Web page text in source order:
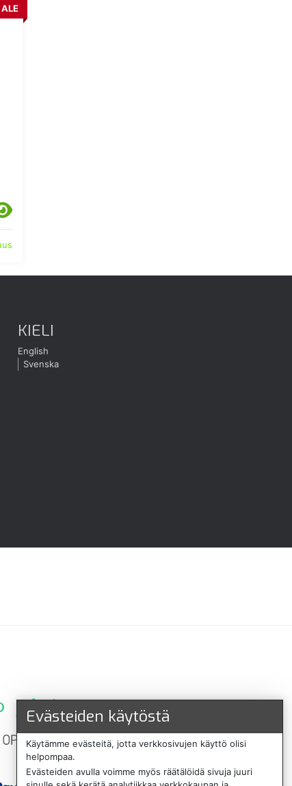
ALE
KIELI
English
Svenska
Evästeiden käytöstä
Käytämme evästeitä, jotta verkkosivujen käyttö olisi
helpompaa.
Evästeiden avulla voimme myös räätälöidä sivuja juuri